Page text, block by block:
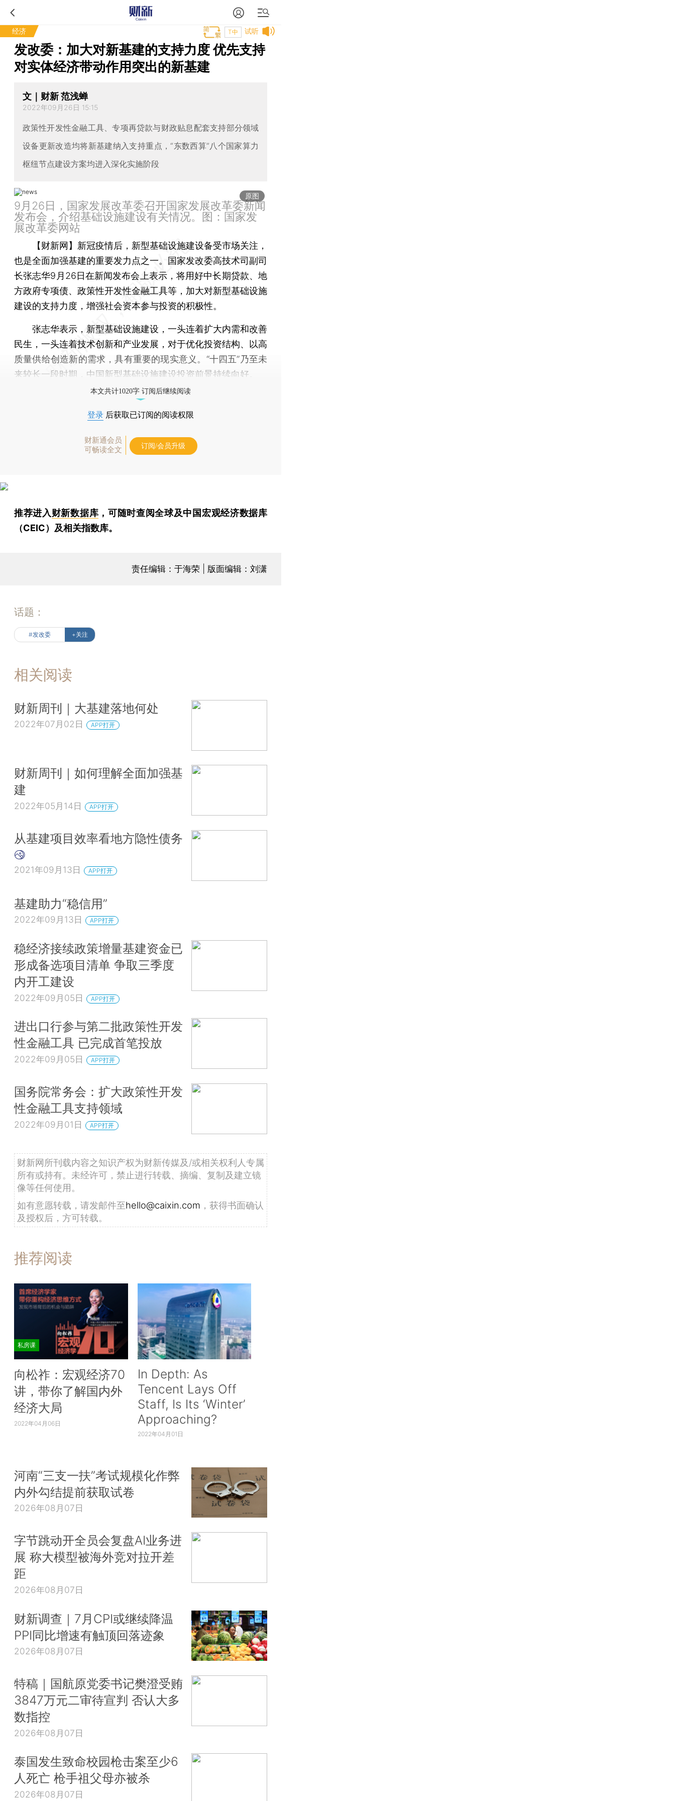
经济 试听
T中
发改委：加大对新基建的支持力度 优先支持
对实体经济带动作用突出的新基建
文｜财新 范浅蝉
2022年09月26日 15:15
政策性开发性金融工具、专项再贷款与财政贴息配套支持部分领域
设备更新改造均将新基建纳入支持重点，“东数西算”八个国家算力
枢纽节点建设方案均进入深化实施阶段
原图
9月26日，国家发展改革委召开国家发展改革委新闻
发布会，介绍基础设施建设有关情况。图：国家发
展改革委网站
【财新网】 新冠疫情后，新型基础设施建设备受市场关注，
也是全面加强基建的重要发力点之一。国家发改委高技术司副司
长张志华9月26日在新闻发布会上表示，将用好中长期贷款、地
方政府专项债、政策性开发性金融工具等，加大对新型基础设施
建设的支持力度，增强社会资本参与投资的积极性。
张志华表示，新型基础设施建设，一头连着扩大内需和改善
民生，一头连着技术创新和产业发展，对于优化投资结构、以高
质量供给创造新的需求，具有重要的现实意义。“十四五”乃至未
来较长一段时期，中国新型基础设施建设投资前景持续向好。
本文共计1020字 订阅后继续阅读
登录 后获取已订阅的阅读权限
财新通会员
可畅读全文
订阅/会员升级
推荐进入财新数据库 ，可随时查阅全球及中国宏观经济数据库
（CEIC）及相关指数库。
责任编辑：于海荣 | 版面编辑：刘潇
话题：
#发改委 +关注
相关阅读
财新周刊｜大基建落地何处
2022年07月02日 APP打开
财新周刊｜如何理解全面加强基
建
2022年05月14日 APP打开
从基建项目效率看地方隐性债务
2021年09月13日 APP打开
基建助力“稳信用”
2022年09月13日 APP打开
稳经济接续政策增量基建资金已
形成备选项目清单 争取三季度
内开工建设
2022年09月05日 APP打开
进出口行参与第二批政策性开发
性金融工具 已完成首笔投放
2022年09月05日 APP打开
国务院常务会：扩大政策性开发
性金融工具支持领域
2022年09月01日 APP打开
财新网所刊载内容之知识产权为财新传媒及/或相关权利人专属
所有或持有。未经许可，禁止进行转载、摘编、复制及建立镜
像等任何使用。
如有意愿转载，请发邮件至hello@caixin.com ，获得书面确认
及授权后，方可转载。
推荐阅读
私房课
向松祚：宏观经济70
讲，带你了解国内外
经济大局
2022年04月06日
In Depth: As
Tencent Lays Off
Staff, Is Its ‘Winter’
Approaching?
2022年04月01日
河南“三支一扶”考试规模化作弊
内外勾结提前获取试卷
2026年08月07日
字节跳动开全员会复盘AI业务进
展 称大模型被海外竞对拉开差
距
2026年08月07日
财新调查｜7月CPI或继续降温
PPI同比增速有触顶回落迹象
2026年08月07日
特稿｜国航原党委书记樊澄受贿
3847万元二审待宣判 否认大多
数指控
2026年08月07日
泰国发生致命校园枪击案至少6
人死亡 枪手祖父母亦被杀
2026年08月07日